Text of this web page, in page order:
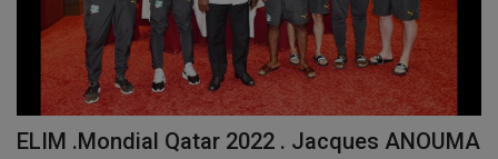
ELIM .Mondial Qatar 2022 . Jacques ANOUMA